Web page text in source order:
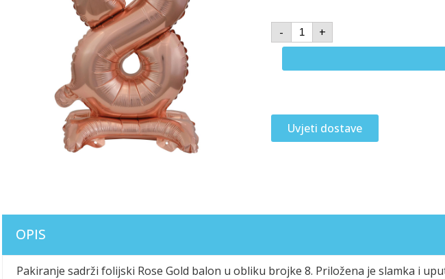
-
+
Uvjeti dostave
OPIS
Pakiranje sadrži folijski Rose Gold balon u obliku brojke 8. Priložena je slamka i